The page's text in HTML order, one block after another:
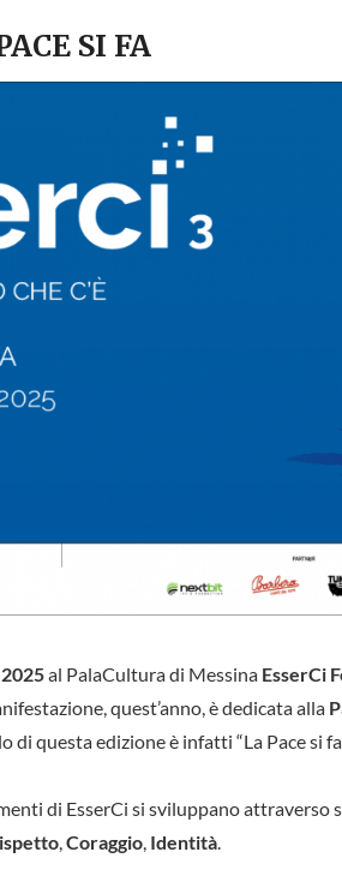
SI FA
2025al PalaCultura di Messina EsserCi
quest’anno, è dedicata alla
questa edizione è infatti “La Pace si
di EsserCi si sviluppano
,Coraggio, Identità.